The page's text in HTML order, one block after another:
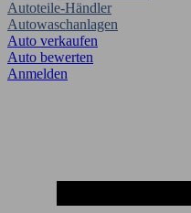
Autoteile-Händler
Autowaschanlagen
Auto verkaufen
Auto bewerten
Anmelden